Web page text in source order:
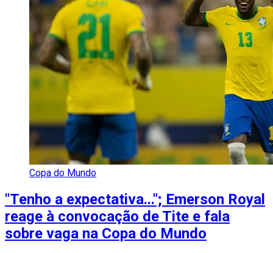
Copa do Mundo
"Tenho a expectativa..."; Emerson Royal
reage à convocação de Tite e fala
sobre vaga na Copa do Mundo